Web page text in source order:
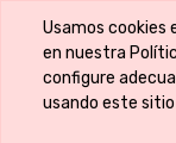
Usamos cookies
en nuestra
configure
usando este